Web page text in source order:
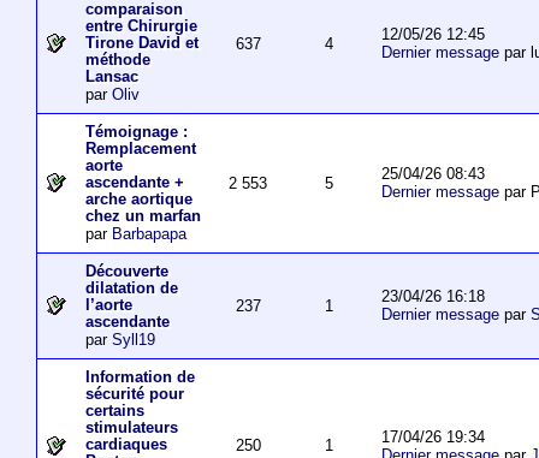
comparaison
entre Chirurgie
Tirone David et
méthode
Lansac
par Oliv
637 4
12/05/26 12:45
Dernier messagepar
Témoignage :
Remplacement
aorte
ascendante +
arche aortique
chez un marfan
par Barbapapa
2 553 5
25/04/26 08:43
Dernier messagepar
Découverte
dilatation de
l’aorte
ascendante
par Syll19
237 1
23/04/26 16:18
Dernier messagepar
Information de
sécurité pour
certains
stimulateurs
cardiaques
250 1
17/04/26 19:34